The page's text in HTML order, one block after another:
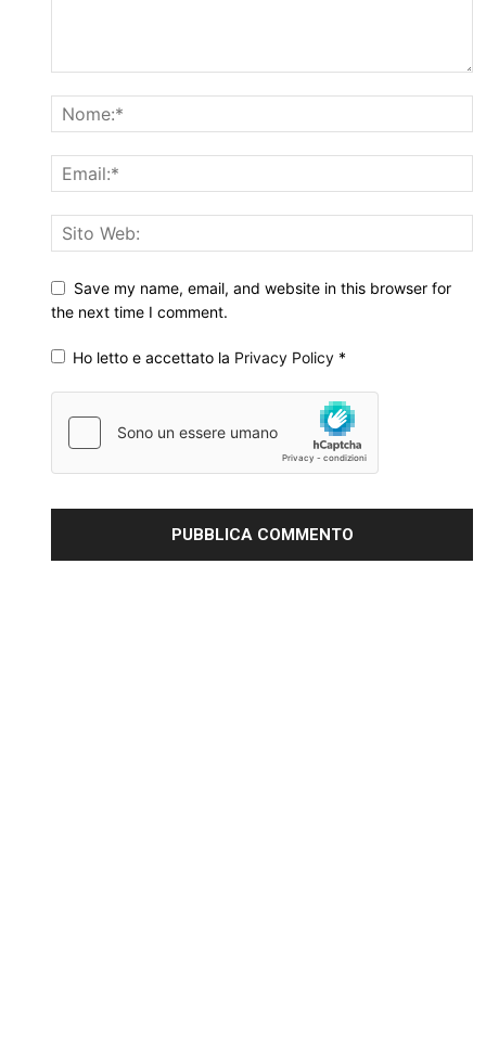
Save my name, email, and website in this browser for
the next time I comment.
Ho letto e accettato la Privacy Policy *